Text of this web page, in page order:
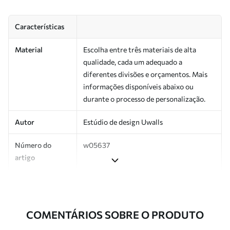
Características
Material
Escolha entre três materiais de alta
qualidade, cada um adequado a
diferentes divisões e orçamentos. Mais
informações disponíveis abaixo ou
durante o processo de personalização.
Autor Estúdio de design Uwalls
Número do
artigo
w05637
Adicionalmente
Disponível com revestimento de verniz
COMENTÁRIOS SOBRE O PRODUTO